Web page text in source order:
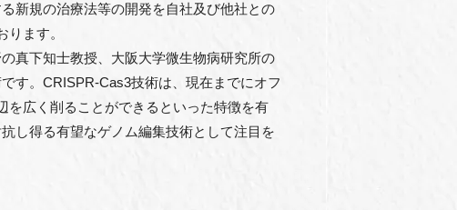
新規の治療法等の開発を自社及び他社との
ます。
真下知士教授、大阪大学微生物病研究所の
す。CRISPR-Cas3技術は、現在までにオフ
を広く削ることができるといった特徴を有
し得る有望なゲノム編集技術として注目を